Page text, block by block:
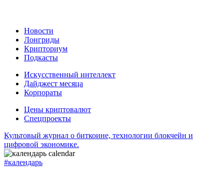
Новости
Лонгриды
Крипториум
Подкасты
Искусственный интеллект
Дайджест месяца
Корпораты
Цены криптовалют
Спецпроекты
Культовый журнал о биткоине, технологии блокчейн и
цифровой экономике.
#календарь